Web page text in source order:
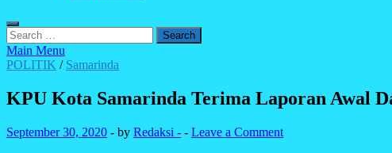
Search
for:
Main Menu
POLITIK / Samarinda
KPU Kota Samarinda Terima Laporan Awal
September 30, 2020 - by Redaksi - - Leave a Comment